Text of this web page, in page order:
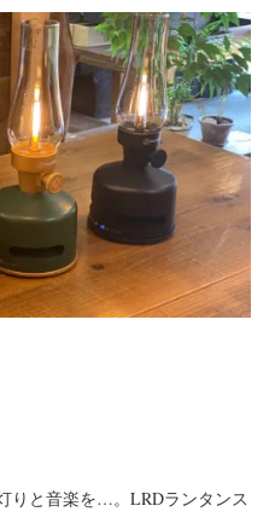
りと音楽を…。LRDランタンス